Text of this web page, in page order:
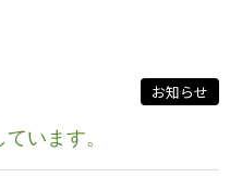
います。
お知らせ